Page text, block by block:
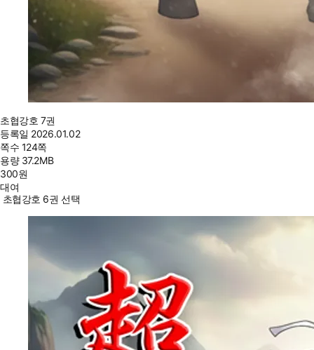
초협강호 7권
등록일 2026.01.02
쪽수 124쪽
용량 37.2MB
300원
대여
초협강호 6권 선택